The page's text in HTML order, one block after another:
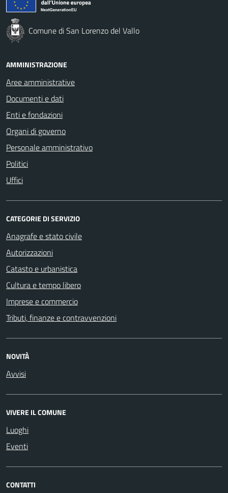
Comune di San Lorenzo del Vallo
AMMINISTRAZIONE
Aree amministrative
Documenti e dati
Enti e fondazioni
Organi di governo
Personale amministrativo
Politici
Uffici
CATEGORIE DI SERVIZIO
Anagrafe e stato civile
Autorizzazioni
Catasto e urbanistica
Cultura e tempo libero
Imprese e commercio
Tributi, finanze e contravvenzioni
NOVITÀ
Avvisi
VIVERE IL COMUNE
Luoghi
Eventi
CONTATTI